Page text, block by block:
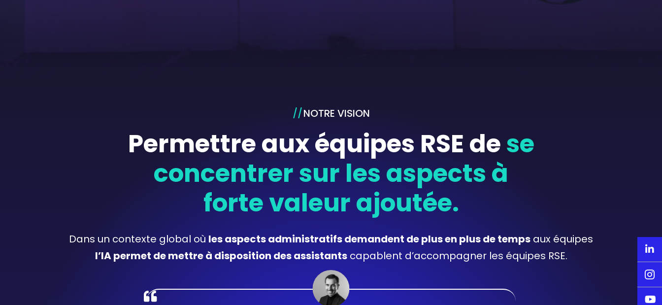
NOTRE VISION
Permettre aux équipes RSE dese
concentrer sur les aspects à
forte valeur ajoutée.
Dans un contexte global où les aspects administratifs demandent de plus en plus de temps aux équipes
l’IA permet de mettre à disposition des assistantscapablent d’accompagner les équipes RSE. 

